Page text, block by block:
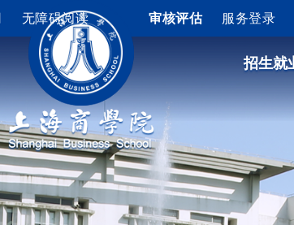
无障碍阅读 审核评估 服务登录
招生就
无障碍阅读 审核评估 服务登录
招生就